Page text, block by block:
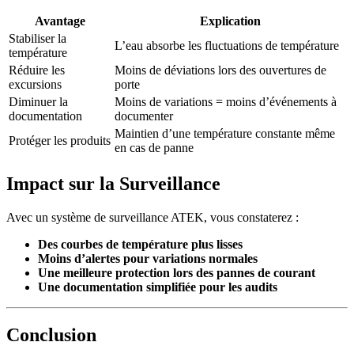
Avantage
Explication
Stabiliser la
température
L’eau absorbe les fluctuations de température
Réduire les
excursions
Moins de déviations lors des ouvertures de
porte
Diminuer la
documentation
Moins de variations = moins d’événements à
documenter
Protéger les produits
Maintien d’une température constante même
en cas de panne
Impact sur la Surveillance
Avec un système de surveillance ATEK, vous constaterez :
Des courbes de température plus lisses
Moins d’alertes pour variations normales
Une meilleure protection lors des pannes de courant
Une documentation simplifiée pour les audits
Conclusion